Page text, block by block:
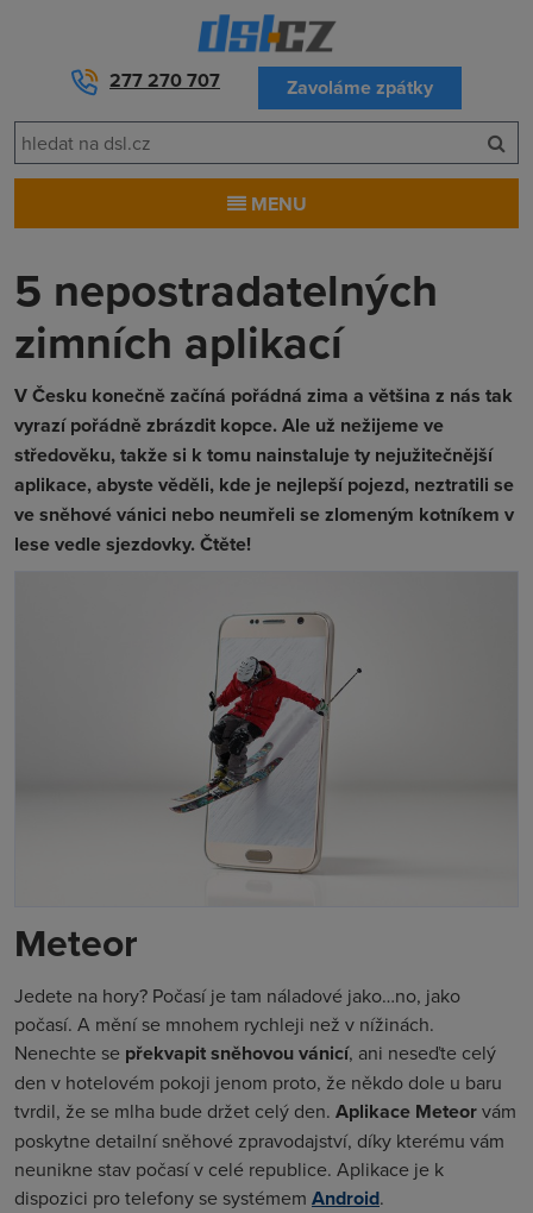
277 270 707 Zavoláme zpátky
MENU
5 nepostradatelných
zimních aplikací
V Česku konečně začíná pořádná zima a většina z nás tak
vyrazí pořádně zbrázdit kopce. Ale už nežijeme ve
středověku, takže si k tomu nainstaluje ty nejužitečnější
aplikace, abyste věděli, kde je nejlepší pojezd, neztratili se
ve sněhové vánici nebo neumřeli se zlomeným kotníkem v
lese vedle sjezdovky. Čtěte!
Meteor
Jedete na hory? Počasí je tam náladové jako…no, jako
počasí. A mění se mnohem rychleji než v nížinách.
Nenechte se překvapit sněhovou vánicí, ani neseďte celý
den v hotelovém pokoji jenom proto, že někdo dole u baru
tvrdil, že se mlha bude držet celý den. Aplikace Meteorvám
poskytne detailní sněhové zpravodajství, díky kterému vám
neunikne stav počasí v celé republice. Aplikace je k
dispozici pro telefony se systémem Android.